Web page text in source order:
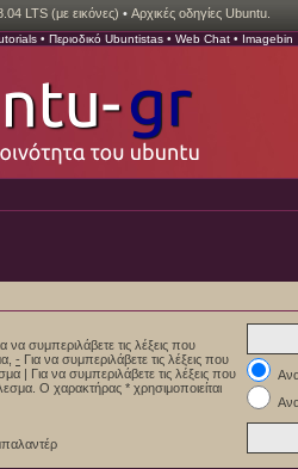
LTS (με εικόνες) • Αρχικές οδηγίες Ubuntu.
• Περιοδικό Ubuntistas • Web Chat • Imagebin
να συμπεριλάβετε τις λέξεις που
- Για να συμπεριλάβετε τις λέξεις που
| Για να συμπεριλάβετε τις λέξεις που
Ο χαρακτήρας * χρησιμοποιείται